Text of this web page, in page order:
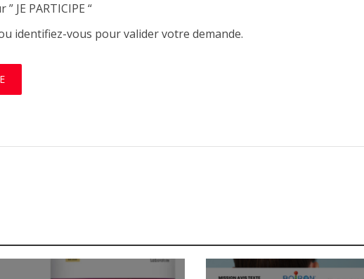
JE PARTICIPE “
identifiez-vous pour valider votre demande.